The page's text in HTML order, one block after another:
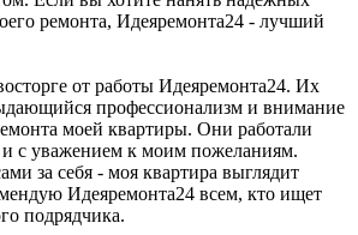
ремонта, Идеяремонта24 - лучший
от работы Идеяремонта24. Их
профессионализм и внимание
моей квартиры. Они работали
с уважением к моим пожеланиям.
за себя - моя квартира выглядит
Идеяремонта24 всем, кто ищет
подрядчика.